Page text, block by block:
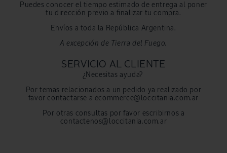
Puedes conocer el tiempo estimado de entrega al poner
tu dirección previo a finalizar tu compra.
Envíos a toda la República Argentina.
A excepción de Tierra del Fuego.
SERVICIO AL CLIENTE
¿Necesitas ayuda?
Por temas relacionados a un pedido ya realizado por
favor contactarse a ecommerce@loccitania.com.ar
Por otras consultas por favor escribirnos a
contactenos@loccitania.com.ar